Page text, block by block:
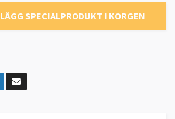
LÄGG SPECIALPRODUKT I KORGEN